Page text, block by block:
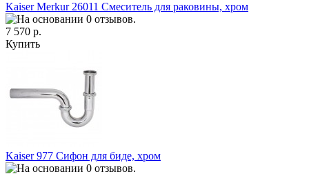
Kaiser Merkur 26011 Смеситель для раковины, хром
7 570 р.
Купить
Kaiser 977 Сифон для биде, хром